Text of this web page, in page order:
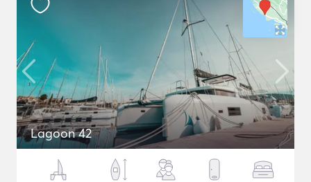
Lagoon 42